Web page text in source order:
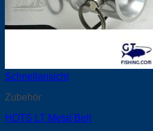
Schnellansicht
Zubehör
HOTS LT Metal Belt